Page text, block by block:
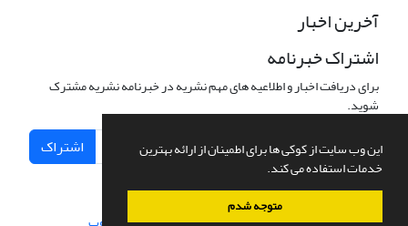
این وب سایت از کوکی ها برای اطمینان از ارائه بهترین
خدمات استفاده می کند.
متوجه شدم
آخرین اخبار
اشتراک خبرنامه
برای دریافت اخبار و اطلاعیه های مهم نشریه در خبرنامه نشریه مشترک
شوید.
اشتراک